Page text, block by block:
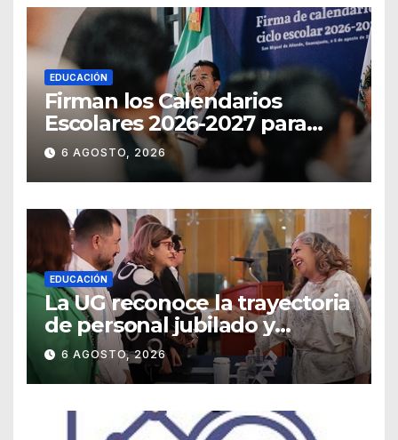
EDUCACIÓN
Firman los Calendarios
Escolares 2026-2027 para
Guanajuato
6 AGOSTO, 2026
EDUCACIÓN
La UG reconoce la trayectoria
de personal jubilado y
agradece su legado
6 AGOSTO, 2026